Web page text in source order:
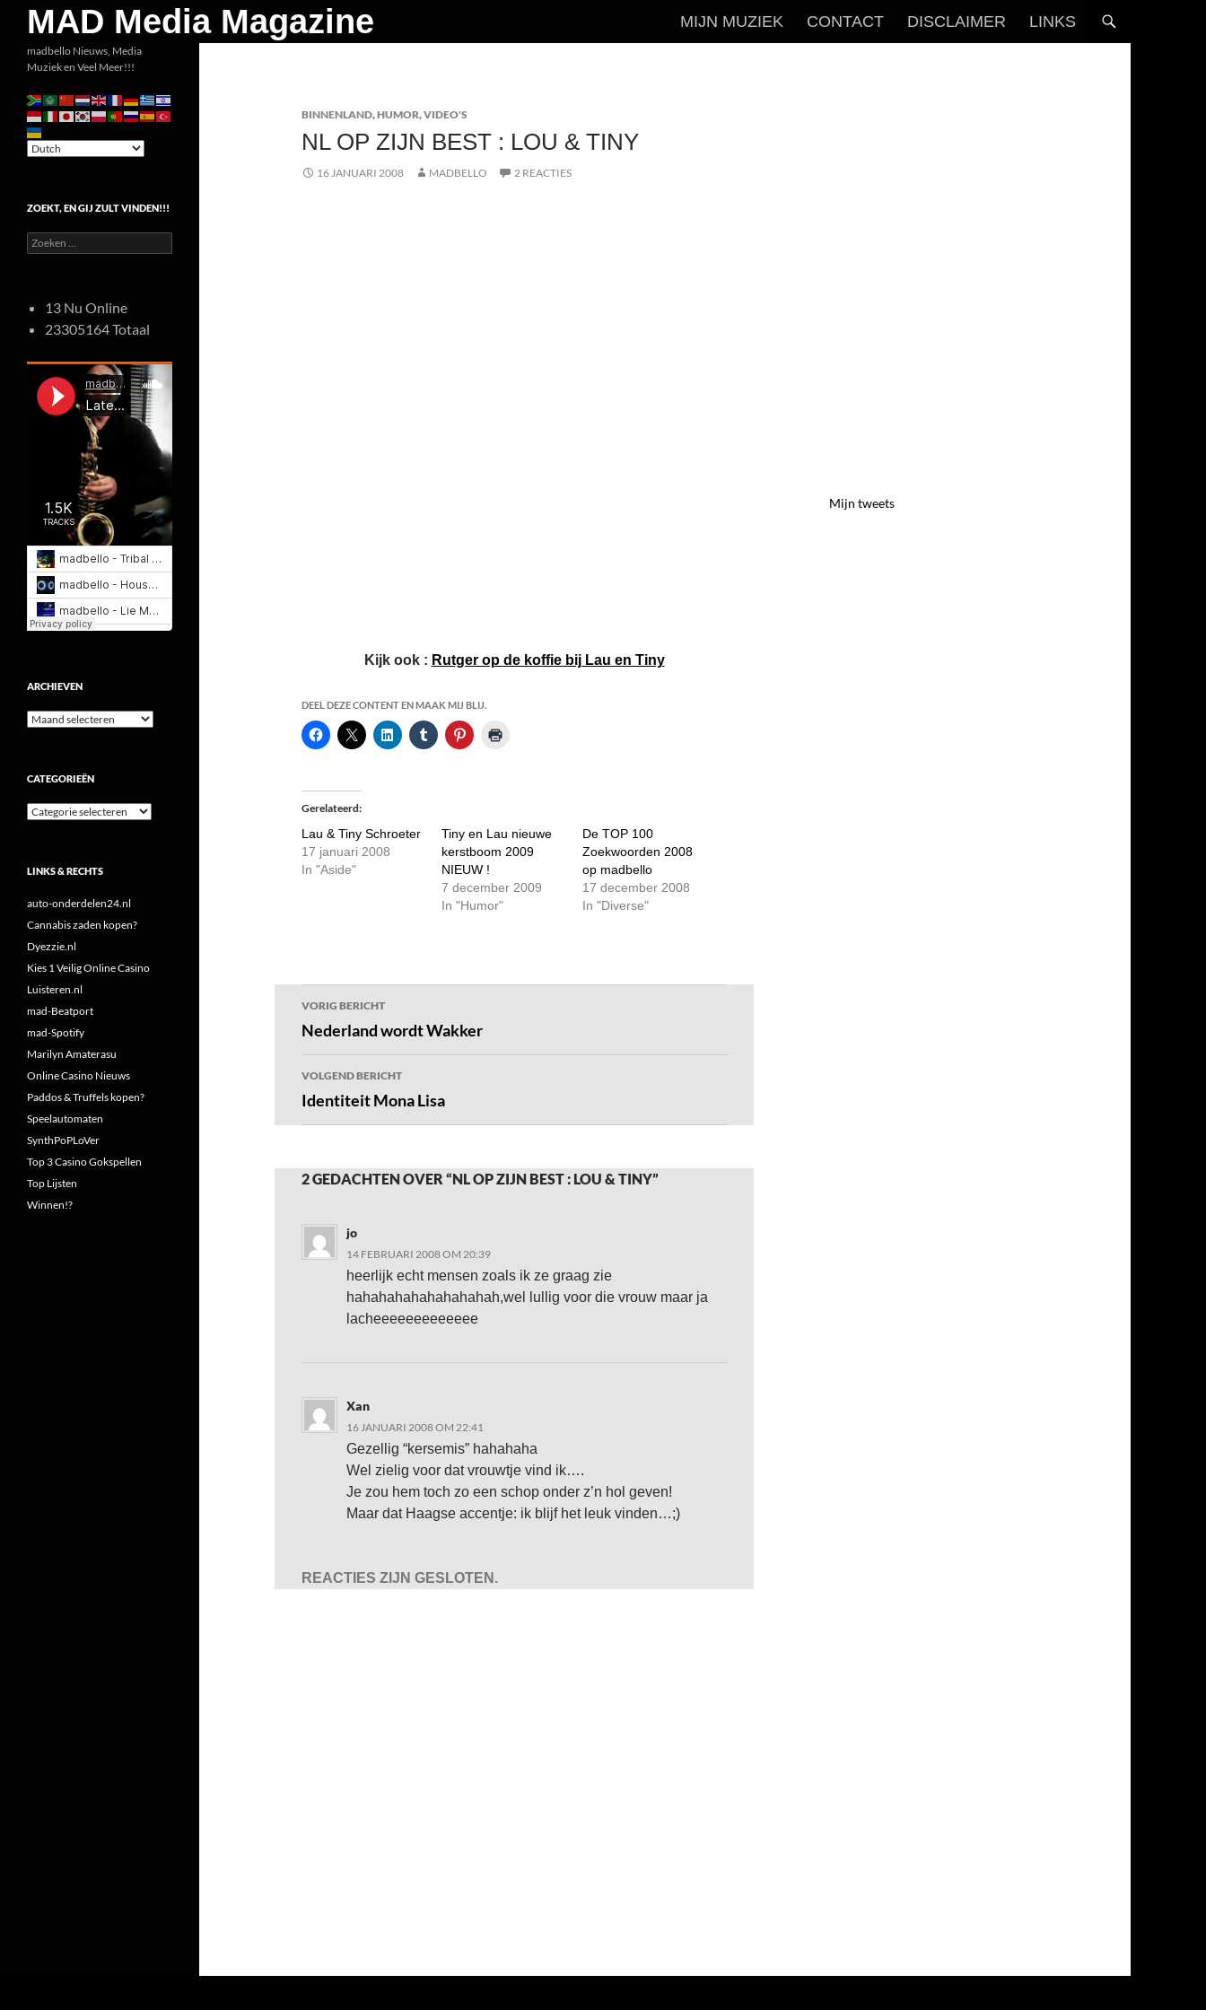
inhoud
MAD Media Magazine
Zoeken
MIJN MUZIEK CONTACT DISCLAIMER LINKS
BINNENLAND,HUMOR,VIDEO'S
NL OP ZIJN BEST : LOU & TINY
16 JANUARI 2008 MADBELLO 2 REACTIES
Kijk ook : Rutger op de koffie bij Lau en Tiny
DEEL DEZE CONTENT EN MAAK MIJ BLIJ.
Gerelateerd
Lau & Tiny Schroeter
17 januari 2008
In "Aside"
Tiny en Lau nieuwe
kerstboom 2009
NIEUW !
7 december 2009
In "Humor"
De TOP 100
Zoekwoorden 2008
op madbello
17 december 2008
In "Diverse"
Bericht
navigatie
VORIG BERICHT
Nederland wordt Wakker
VOLGEND BERICHT
Identiteit Mona Lisa
2 GEDACHTEN OVER “NL OP ZIJN BEST : LOU & TINY”
jo
14 FEBRUARI 2008 OM 20:39
heerlijk echt mensen zoals ik ze graag zie
hahahahahahahahahah,wel lullig voor die vrouw maar ja
lacheeeeeeeeeeeee
Xan
16 JANUARI 2008 OM 22:41
Gezellig “kersemis” hahahaha
Wel zielig voor dat vrouwtje vind ik….
Je zou hem toch zo een schop onder z’n hol geven!
Maar dat Haagse accentje: ik blijf het leuk vinden…;)
REACTIES ZIJN GESLOTEN.
Mijn tweets
madbello Nieuws, Media
Muziek en Veel Meer!!!
ZOEKT, EN GIJ ZULT VINDEN!!!
Zoeken
naar:
13 Nu Online
23305164 Totaal
ARCHIEVEN
Archieven
CATEGORIEËN
Categorieën
LINKS & RECHTS
auto-onderdelen24.nl
Cannabis zaden kopen?
Dyezzie.nl
Kies 1 Veilig Online Casino
Luisteren.nl
mad-Beatport
mad-Spotify
Marilyn Amaterasu
Online Casino Nieuws
Paddos & Truffels kopen?
Speelautomaten
SynthPoPLoVer
Top 3 Casino Gokspellen
Top Lijsten
Winnen!?